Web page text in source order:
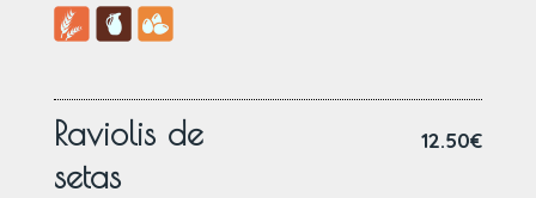
Raviolis de
setas
12.50€